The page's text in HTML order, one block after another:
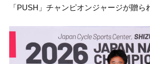
「PUSH」チャンピオンジャージが贈ら